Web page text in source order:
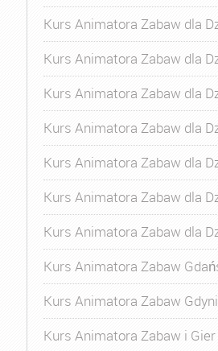
Kurs Animatora Zabaw dla
Kurs Animatora Zabaw dla
Kurs Animatora Zabaw dla
Kurs Animatora Zabaw dla
Kurs Animatora Zabaw dla
Kurs Animatora Zabaw dla
Kurs Animatora Zabaw dla
Kurs Animatora Zabaw
Kurs Animatora Zabaw
Kurs Animatora Zabaw i